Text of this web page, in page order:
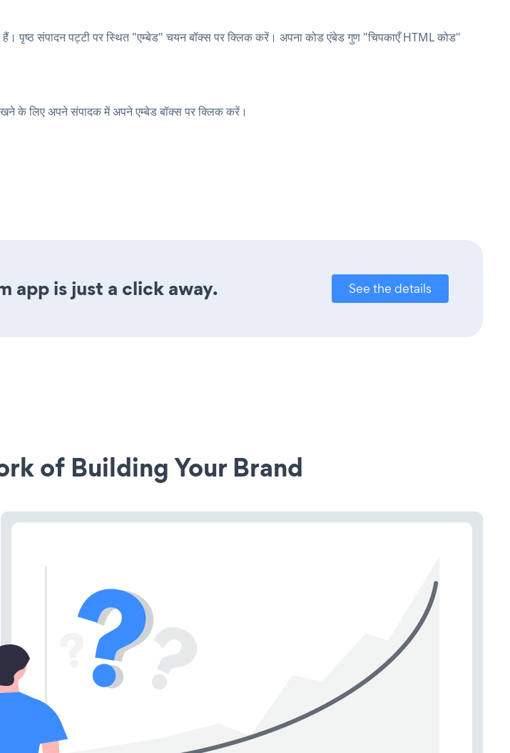
संपादन पट्टी पर स्थित "एम्बेड" चयन बॉक्स पर क्लिक करें। अपना कोड एंबेड गुण "चिपकाएँ HTML कोड"
के लिए अपने संपादक में अपने एम्बेड बॉक्स पर क्लिक करें।
app is just a click away. See the details
of Building Your Brand